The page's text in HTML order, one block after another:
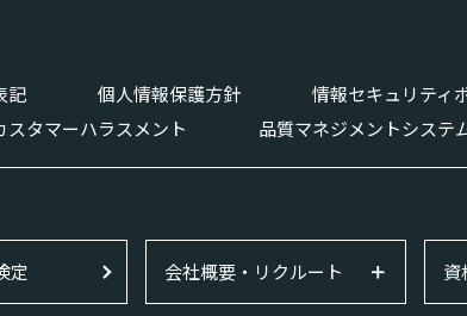
記 個人情報保護方針 情報セキュリティ
スタマーハラスメント
品質マネジメントシステ
定 会社概要・リクルート 資